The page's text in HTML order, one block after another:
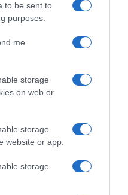
to be sent to
purposes.
me
storage
on web or
storage
website or app.
storage
στηρίζουν τον